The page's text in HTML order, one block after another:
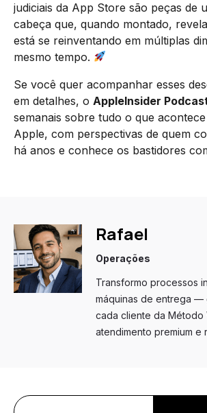
judiciais da App Store são peças de
cabeça que, quando montado,
está se reinventando em múltiplas
mesmo tempo.
Se você quer acompanhar esses
em detalhes, o AppleInsider
semanais sobre tudo o que
Apple, com perspectivas de quem
há anos e conhece os bastidores
Rafael
Operações
Transformo processos
máquinas de entrega —
cada cliente da Método
atendimento premium e